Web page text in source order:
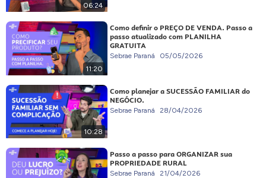
06:24
11:20
Como definir o PREÇO DE VENDA. Passo a
passo atualizado com PLANILHA
GRATUITA
Sebrae Paraná 05/05/2026
10:28
Como planejar a SUCESSÃO FAMILIAR do
NEGÓCIO.
Sebrae Paraná 28/04/2026
Passo a passo para ORGANIZAR sua
PROPRIEDADE RURAL
Sebrae Paraná 21/04/2026